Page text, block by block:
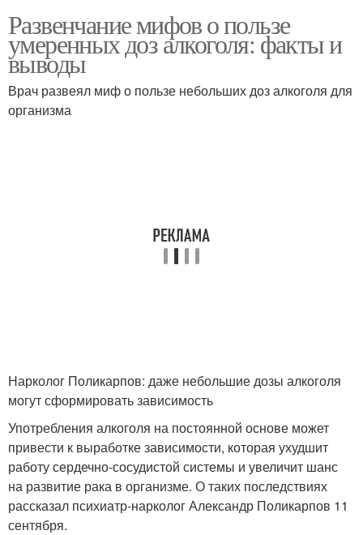
Развенчание мифов о пользе
умеренных доз алкоголя: факты и
выводы
Врач развеял миф о пользе небольших доз алкоголя для
организма
Нарколог Поликарпов: даже небольшие дозы алкоголя
могут сформировать зависимость
Употребления алкоголя на постоянной основе может
привести к выработке зависимости, которая ухудшит
работу сердечно-сосудистой системы и увеличит шанс
на развитие рака в организме. О таких последствиях
рассказал психиатр-нарколог Александр Поликарпов 11
сентября.